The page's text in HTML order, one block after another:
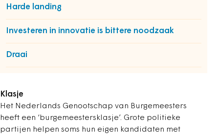
Harde landing
Investeren in innovatie is bittere noodzaak
Draai
Klasje
Het Nederlands Genootschap van Burgemeesters
heeft een ‘burgemeestersklasje’. Grote politieke
partijen helpen soms hun eigen kandidaten met